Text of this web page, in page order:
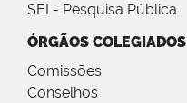
SEI - Pesquisa Pública
ÓRGÃOS COLEGIADOS
Comissões
Conselhos